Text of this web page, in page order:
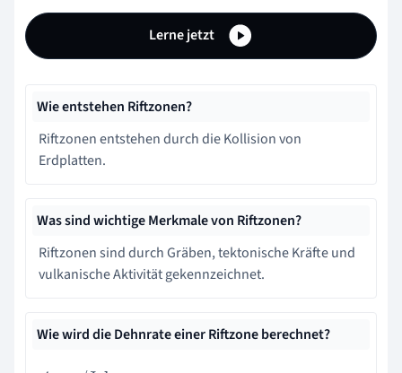
Lerne jetzt
Wie entstehen Riftzonen?
Riftzonen entstehen durch die Kollision von
Erdplatten.
Was sind wichtige Merkmale von Riftzonen?
Riftzonen sind durch Gräben, tektonische Kräfte und
vulkanische Aktivität gekennzeichnet.
Wie wird die Dehnrate einer Riftzone berechnet?